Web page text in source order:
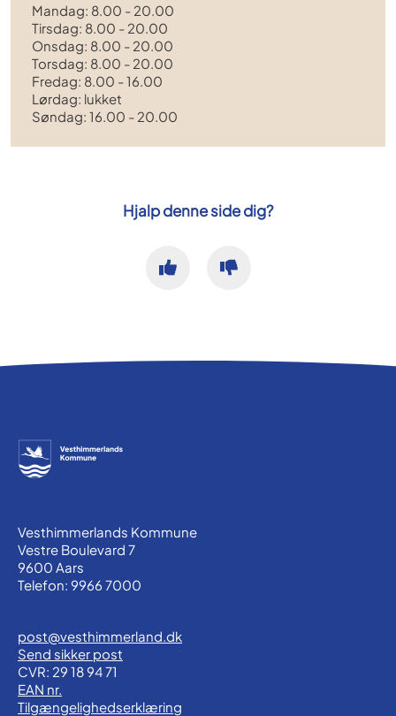
Mandag: 8.00 - 20.00
Tirsdag: 8.00 - 20.00
Onsdag: 8.00 - 20.00
Torsdag: 8.00 - 20.00
Fredag: 8.00 - 16.00
Lørdag: lukket
Søndag: 16.00 - 20.00
Hjalp denne side dig?
Vesthimmerlands Kommune
Vestre Boulevard 7
9600 Aars
Telefon: 9966 7000
post@vesthimmerland.dk
Send sikker post
CVR: 29 18 94 71
EAN nr.
Tilgængelighedserklæring